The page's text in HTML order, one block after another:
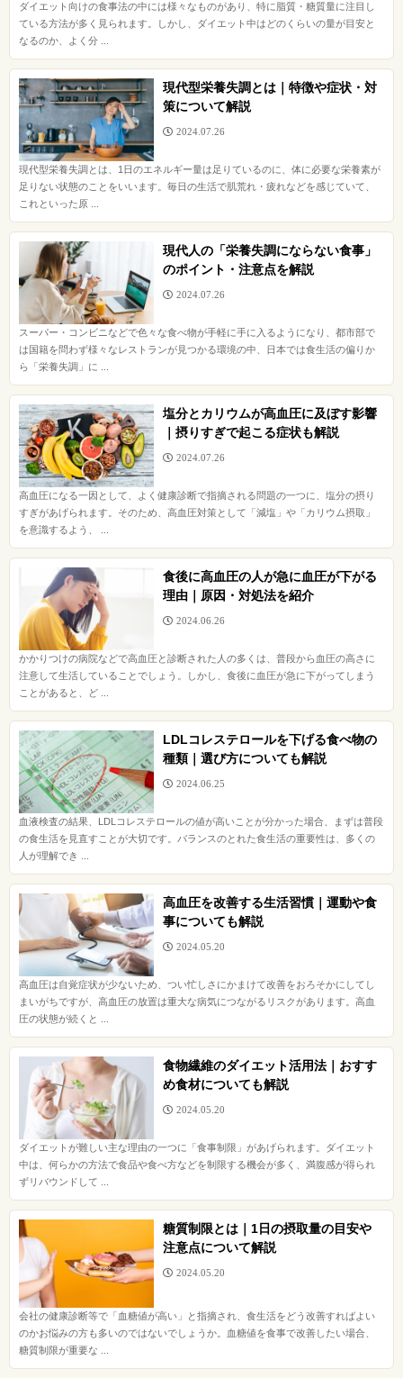
ダイエット向けの食事法の中には様々なものがあり、特に脂質・糖質量に注目し
ている方法が多く見られます。しかし、ダイエット中はどのくらいの量が目安と
なるのか、よく分 ...
現代型栄養失調とは｜特徴や症状・対
策について解説
2024.07.26
現代型栄養失調とは、1日のエネルギー量は足りているのに、体に必要な栄養素が
足りない状態のことをいいます。毎日の生活で肌荒れ・疲れなどを感じていて、
これといった原 ...
現代人の「栄養失調にならない食事」
のポイント・注意点を解説
2024.07.26
スーパー・コンビニなどで色々な食べ物が手軽に手に入るようになり、都市部で
は国籍を問わず様々なレストランが見つかる環境の中、日本では食生活の偏りか
ら「栄養失調」に ...
塩分とカリウムが高血圧に及ぼす影響
｜摂りすぎで起こる症状も解説
2024.07.26
高血圧になる一因として、よく健康診断で指摘される問題の一つに、塩分の摂り
すぎがあげられます。そのため、高血圧対策として「減塩」や「カリウム摂取」
を意識するよう、 ...
食後に高血圧の人が急に血圧が下がる
理由｜原因・対処法を紹介
2024.06.26
かかりつけの病院などで高血圧と診断された人の多くは、普段から血圧の高さに
注意して生活していることでしょう。しかし、食後に血圧が急に下がってしまう
ことがあると、ど ...
LDLコレステロールを下げる食べ物の
種類｜選び方についても解説
2024.06.25
血液検査の結果、LDLコレステロールの値が高いことが分かった場合、まずは普段
の食生活を見直すことが大切です。バランスのとれた食生活の重要性は、多くの
人が理解でき ...
高血圧を改善する生活習慣｜運動や食
事についても解説
2024.05.20
高血圧は自覚症状が少ないため、つい忙しさにかまけて改善をおろそかにしてし
まいがちですが、高血圧の放置は重大な病気につながるリスクがあります。高血
圧の状態が続くと ...
食物繊維のダイエット活用法｜おすす
め食材についても解説
2024.05.20
ダイエットが難しい主な理由の一つに「食事制限」があげられます。ダイエット
中は、何らかの方法で食品や食べ方などを制限する機会が多く、満腹感が得られ
ずリバウンドして ...
糖質制限とは｜1日の摂取量の目安や
注意点について解説
2024.05.20
会社の健康診断等で「血糖値が高い」と指摘され、食生活をどう改善すればよい
のかお悩みの方も多いのではないでしょうか。血糖値を食事で改善したい場合、
糖質制限が重要な ...